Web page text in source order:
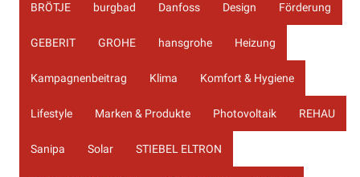
BRÖTJE burgbad Danfoss Design Förderung
GEBERIT GROHE hansgrohe Heizung
Kampagnenbeitrag Klima Komfort & Hygiene
Lifestyle Marken & Produkte Photovoltaik REHAU
Sanipa Solar STIEBEL ELTRON